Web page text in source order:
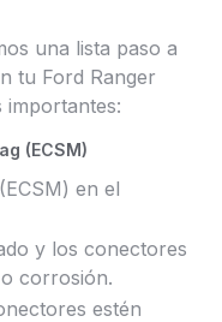
una lista paso a
tu Ford Ranger
importantes:
(ECSM)
en el
y los conectores
corrosión.
estén